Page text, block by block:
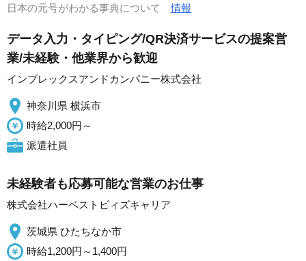
日本の元号がわかる事典について情報
データ入力・タイピング/QR決済サービスの提案営
業/未経験・他業界から歓迎
インプレックスアンドカンパニー株式会社
神奈川県 横浜市
時給2,000円～
派遣社員
未経験者も応募可能な営業のお仕事
株式会社ハーベストビィズキャリア
茨城県 ひたちなか市
時給1,200円～1,400円